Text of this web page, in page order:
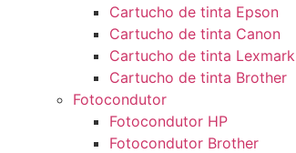
Cartucho de tinta Epson
Cartucho de tinta Canon
Cartucho de tinta Lexmark
Cartucho de tinta Brother
Fotocondutor
Fotocondutor HP
Fotocondutor Brother